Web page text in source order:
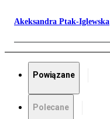
Akeksandra Ptak-Iglewska
Powiązane
Polecane